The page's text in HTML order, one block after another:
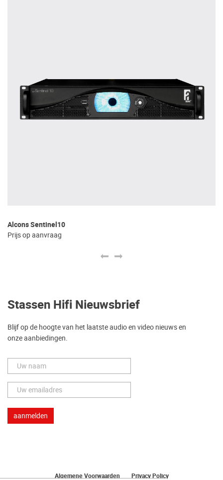
Alcons Sentinel10
Prijs op aanvraag
Stassen Hifi Nieuwsbrief
Blijf op de hoogte van het laatste audio en video nieuws en
onze aanbiedingen.
Algemene Voorwaarden Privacy Policy